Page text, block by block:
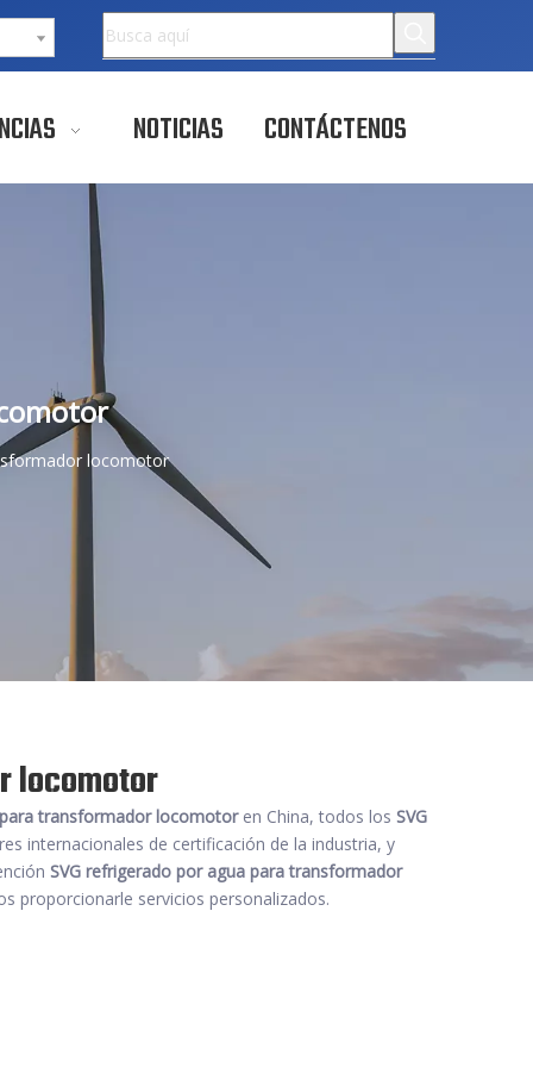
NOTICIAS CONTÁCTENOS
locomotor
locomotor
transformador locomotoren China, todos los SVG
internacionales de certificación de la industria, y
SVG refrigerado por agua para transformador
proporcionarle servicios personalizados.